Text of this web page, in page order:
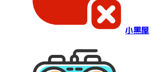
小黑屋